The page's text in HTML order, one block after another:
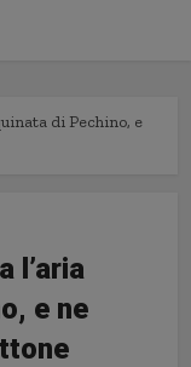
di Pechino, e
l’aria
e ne